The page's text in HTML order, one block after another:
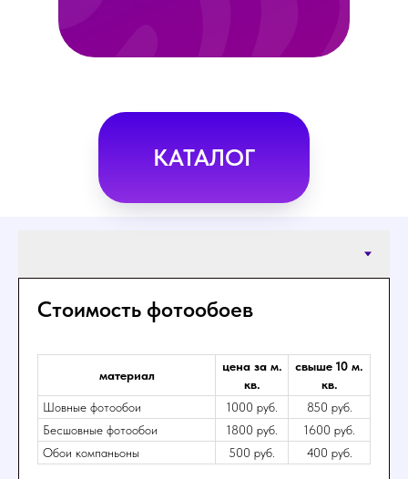
КАТАЛОГ
Стоимость фотообоев
материал
цена за м.
кв.
свыше 10 м.
кв.
Шовные фотообои
1000 руб.
850 руб.
Бесшовные фотообои
1800 руб.
1600 руб.
Обои компаньоны
500 руб. 400 руб.